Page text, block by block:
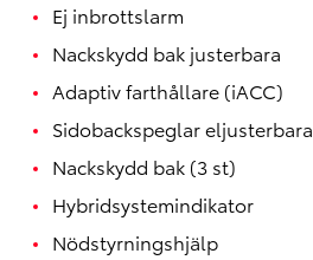
Ej inbrottslarm
Nackskydd bak justerbara
Adaptiv farthållare (iACC)
Sidobackspeglar eljusterbara
Nackskydd bak (3 st)
Hybridsystemindikator
Nödstyrningshjälp